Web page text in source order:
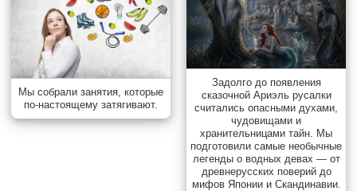
Мы собрали занятия, которые
по-настоящему затягивают.
Задолго до появления
сказочной Ариэль русалки
считались опасными духами,
чудовищами и
хранительницами тайн. Мы
подготовили самые необычные
легенды о водных девах — от
древнерусских поверий до
мифов Японии и Скандинавии.